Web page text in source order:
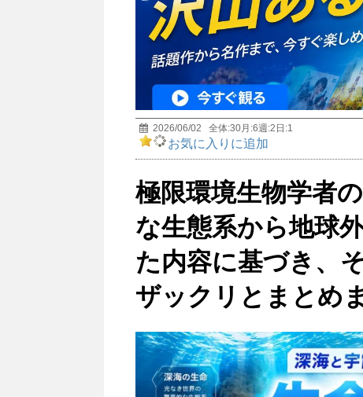
2026/06/02 全体:30月:6週:2 日:1
お気に入りに追加
極限環境生物学者
な生態系から地球
た内容に基づき、
ザックリとまとめ